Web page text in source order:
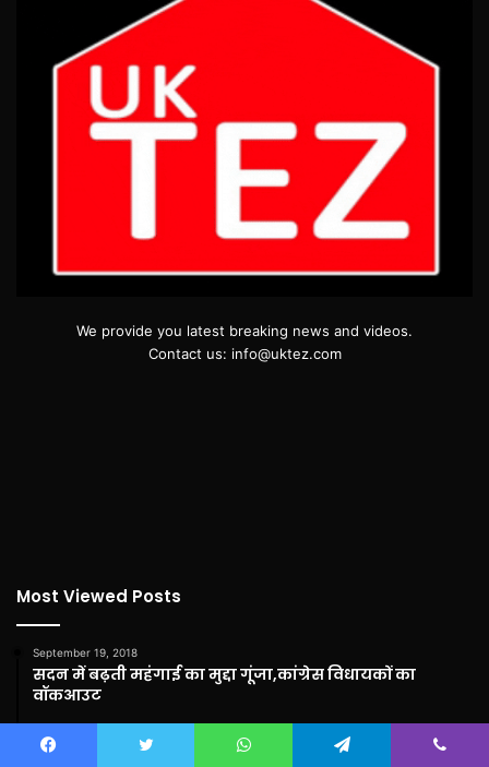
We provide you latest breaking news and videos.
Contact us: info@uktez.com
Most Viewed Posts
September 19, 2018
सदन में बढ़ती महंगाई का मुद्दा गूंजा,कांग्रेस विधायकों का
वॉकआउट
बेबी रानी मौर्य ने जन्माष्टमी पर नारी निकेतन में संवासिनियों को